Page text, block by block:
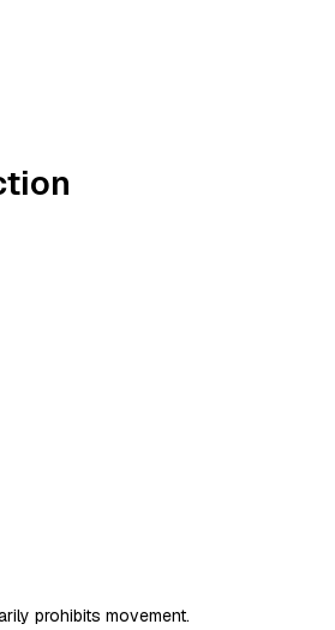
prohibits movement.